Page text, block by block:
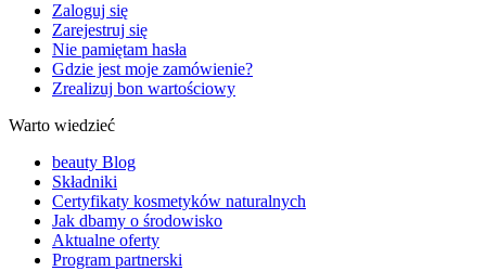
Zaloguj się
Zarejestruj się
Nie pamiętam hasła
Gdzie jest moje zamówienie?
Zrealizuj bon wartościowy
Warto wiedzieć
beauty Blog
Składniki
Certyfikaty kosmetyków naturalnych
Jak dbamy o środowisko
Aktualne oferty
Program partnerski